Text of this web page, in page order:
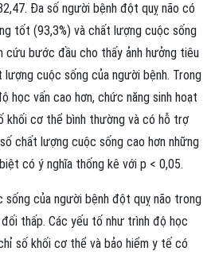
Đa số người bệnh đột quỵ não có
tốt (93,3%) và chất lượng cuộc sống
cứu bước đầu cho thấy ảnh hưởng tiêu
cuộc sống của người bệnh. Trong
học vấn cao hơn, chức năng sinh hoạt
khối cơ thể bình thường và có hỗ trợ
chất lượng cuộc sống cao hơn những
có ý nghĩa thống kê với p < 0,05.
sống của người bệnh đột quỵ não trong
thấp. Các yếu tố như trình độ học
số khối cơ thể và bảo hiểm y tế có